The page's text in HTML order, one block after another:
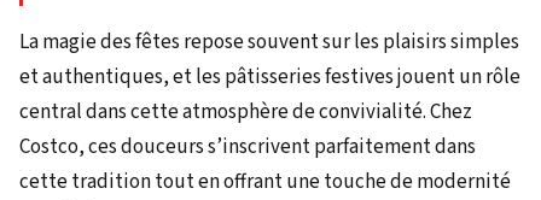
La magie des fêtes repose souvent sur les plaisirs simples
et authentiques, et les pâtisseries festives jouent un rôle
central dans cette atmosphère de convivialité. Chez
Costco, ces douceurs s’inscrivent parfaitement dans
cette tradition tout en offrant une touche de modernité